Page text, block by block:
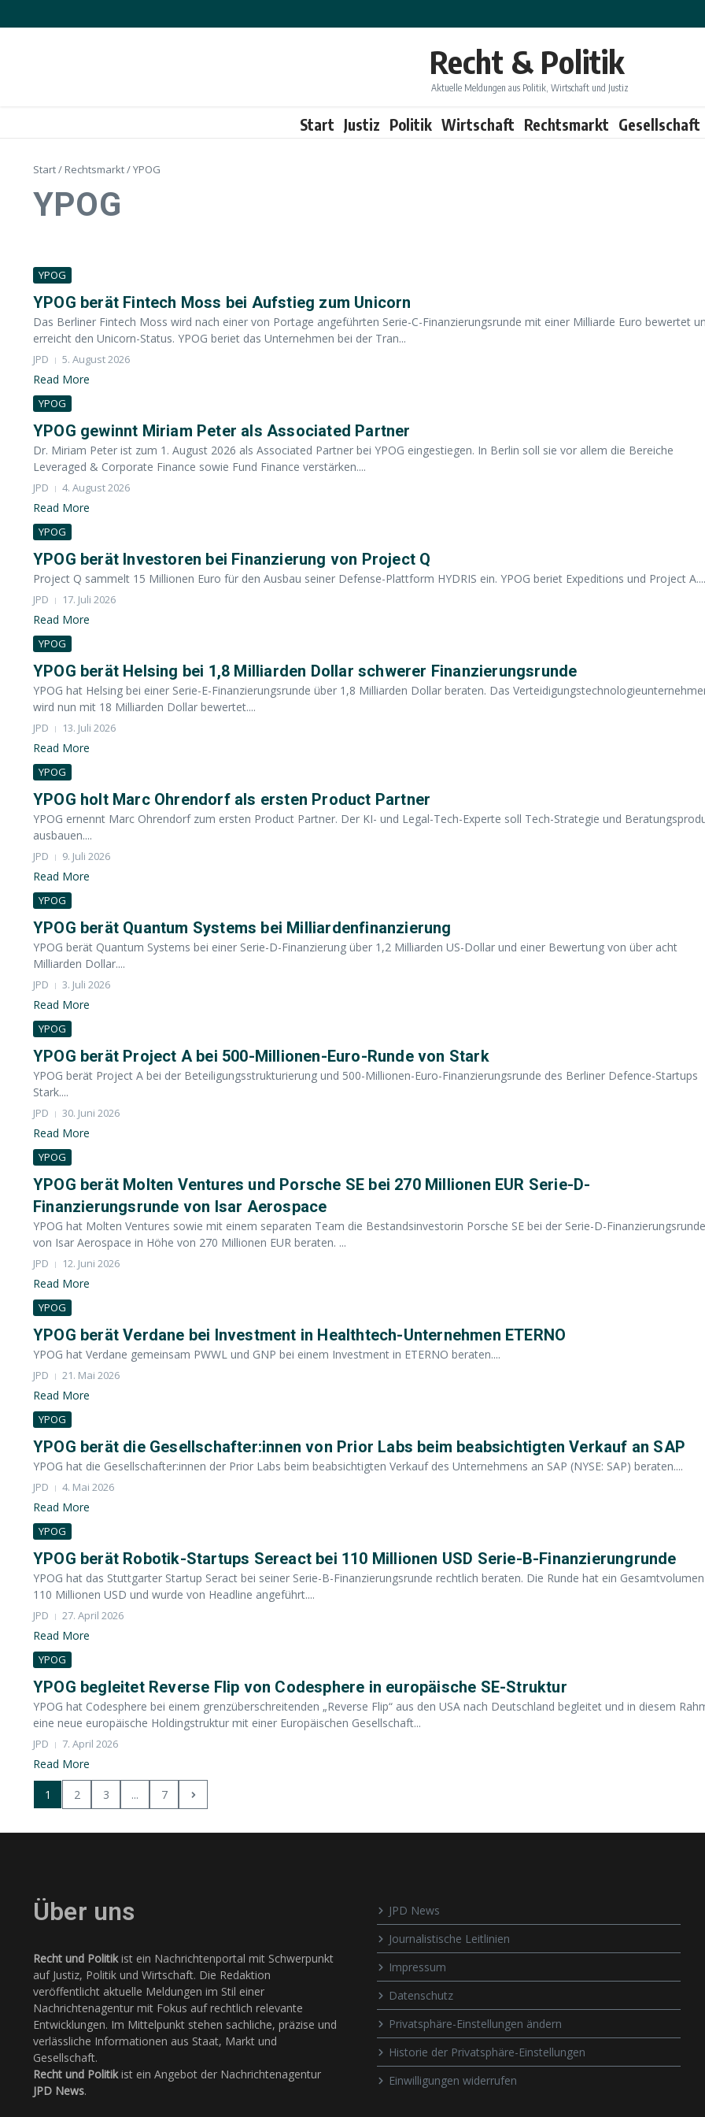
Recht & Politik
Aktuelle Meldungen aus Politik, Wirtschaft und Justiz
Start Justiz Politik Wirtschaft Rechtsmarkt Gesellschaft
Start/ Rechtsmarkt/YPOG
YPOG
YPOG
YPOG berät Fintech Moss bei Aufstieg zum Unicorn
Das Berliner Fintech Moss wird nach einer von Portage angeführten Serie-C-Finanzierungsrunde mit einer Milliarde Euro bewertet
erreicht den Unicorn-Status. YPOG beriet das Unternehmen bei der Tran...
JPD 5. August 2026
Read More
YPOG
YPOG gewinnt Miriam Peter als Associated Partner
Dr. Miriam Peter ist zum 1. August 2026 als Associated Partner bei YPOG eingestiegen. In Berlin soll sie vor allem die Bereiche
Leveraged & Corporate Finance sowie Fund Finance verstärken....
JPD 4. August 2026
Read More
YPOG
YPOG berät Investoren bei Finanzierung von Project Q
Project Q sammelt 15 Millionen Euro für den Ausbau seiner Defense-Plattform HYDRIS ein. YPOG beriet Expeditions und Project A....
JPD 17. Juli 2026
Read More
YPOG
YPOG berät Helsing bei 1,8 Milliarden Dollar schwerer Finanzierungsrunde
YPOG hat Helsing bei einer Serie-E-Finanzierungsrunde über 1,8 Milliarden Dollar beraten. Das
wird nun mit 18 Milliarden Dollar bewertet....
JPD 13. Juli 2026
Read More
YPOG
YPOG holt Marc Ohrendorf als ersten Product Partner
YPOG ernennt Marc Ohrendorf zum ersten Product Partner. Der KI- und Legal-Tech-Experte soll Tech-Strategie und
ausbauen....
JPD 9. Juli 2026
Read More
YPOG
YPOG berät Quantum Systems bei Milliardenfinanzierung
YPOG berät Quantum Systems bei einer Serie-D-Finanzierung über 1,2 Milliarden US-Dollar und einer Bewertung von über acht
Milliarden Dollar....
JPD 3. Juli 2026
Read More
YPOG
YPOG berät Project A bei 500-Millionen-Euro-Runde von Stark
YPOG berät Project A bei der Beteiligungsstrukturierung und 500-Millionen-Euro-Finanzierungsrunde des Berliner Defence-Startups
Stark....
JPD 30. Juni 2026
Read More
YPOG
YPOG berät Molten Ventures und Porsche SE bei 270 Millionen EUR Serie-D-
Finanzierungsrunde von Isar Aerospace
YPOG hat Molten Ventures sowie mit einem separaten Team die Bestandsinvestorin Porsche SE bei der Serie-D-Finanzierungsrunde
von Isar Aerospace in Höhe von 270 Millionen EUR beraten. ...
JPD 12. Juni 2026
Read More
YPOG
YPOG berät Verdane bei Investment in Healthtech-Unternehmen ETERNO
YPOG hat Verdane gemeinsam PWWL und GNP bei einem Investment in ETERNO beraten....
JPD 21. Mai 2026
Read More
YPOG
YPOG berät die Gesellschafter:innen von Prior Labs beim beabsichtigten Verkauf an SAP
YPOG hat die Gesellschafter:innen der Prior Labs beim beabsichtigten Verkauf des Unternehmens an SAP (NYSE: SAP) beraten....
JPD 4. Mai 2026
Read More
YPOG
YPOG berät Robotik-Startups Sereact bei 110 Millionen USD Serie-B-Finanzierungrunde
YPOG hat das Stuttgarter Startup Seract bei seiner Serie-B-Finanzierungsrunde rechtlich beraten. Die Runde hat ein
110 Millionen USD und wurde von Headline angeführt....
JPD 27. April 2026
Read More
YPOG
YPOG begleitet Reverse Flip von Codesphere in europäische SE-Struktur
YPOG hat Codesphere bei einem grenzüberschreitenden „Reverse Flip“ aus den USA nach Deutschland begleitet und in diesem
eine neue europäische Holdingstruktur mit einer Europäischen Gesellschaft...
JPD 7. April 2026
Read More
1 2 3 ... 7
Über uns
Recht und Politikist ein Nachrichtenportal mit Schwerpunkt
auf Justiz, Politik und Wirtschaft. Die Redaktion
veröffentlicht aktuelle Meldungen im Stil einer
Nachrichtenagentur mit Fokus auf rechtlich relevante
Entwicklungen. Im Mittelpunkt stehen sachliche, präzise und
verlässliche Informationen aus Staat, Markt und
Gesellschaft.
Recht und Politikist ein Angebot der Nachrichtenagentur
JPD News.
JPD News
Journalistische Leitlinien
Impressum
Datenschutz
Privatsphäre-Einstellungen ändern
Historie der Privatsphäre-Einstellungen
Einwilligungen widerrufen